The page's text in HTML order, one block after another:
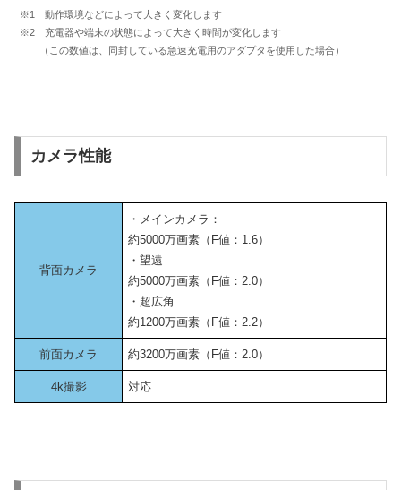
※1 動作環境などによって大きく変化します
※2 充電器や端末の状態によって大きく時間が変化します
（この数値は、同封している急速充電用のアダプタを使用した場合）
カメラ性能
背面カメラ
・メインカメラ：
約5000万画素（F値：1.6）
・望遠
約5000万画素（F値：2.0）
・超広角
約1200万画素（F値：2.2）
前面カメラ 約3200万画素（F値：2.0）
4k撮影 対応